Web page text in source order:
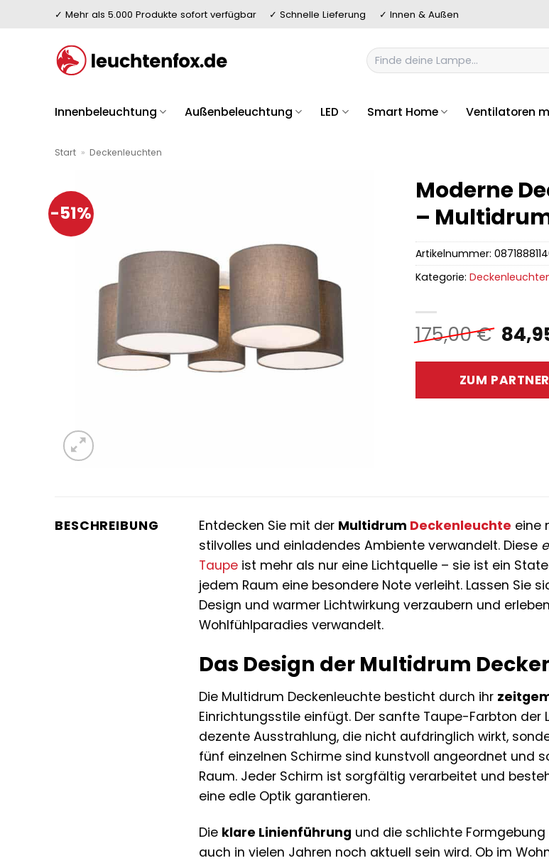
✓ Mehr als 5.000 Produkte sofort verfügbar ✓ Schnelle Lieferung ✓ Innen & Außen
Suchen
nach:
Innenbeleuchtung Außenbeleuchtung LED Smart Home Ventilatoren
Start » Deckenleuchten
-51%
Moderne
–
175,00€
Preis
war:
ZUM
Artikelnummer:
Kategorie:
BESCHREIBUNG Entdecken Sie mit der Multidrum Deckenleuchte eine
stilvolles und einladendes Ambiente verwandelt. Diese
Taupe ist mehr als nur eine Lichtquelle – sie ist ein
jedem Raum eine besondere Note verleiht. Lassen Sie
Design und warmer Lichtwirkung verzaubern und
Wohlfühlparadies verwandelt.
Das Design der Multidrum
Die Multidrum Deckenleuchte besticht durch ihr
Einrichtungsstile einfügt. Der sanfte Taupe-Farbton
dezente Ausstrahlung, die nicht aufdringlich wirkt,
fünf einzelnen Schirme sind kunstvoll angeordnet und
Raum. Jeder Schirm ist sorgfältig verarbeitet und
eine edle Optik garantieren.
Die klare Linienführung und die schlichte
auch in vielen Jahren noch aktuell sein wird. Ob im